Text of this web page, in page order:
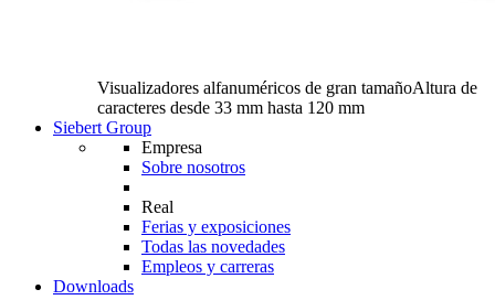
Visualizadores alfanuméricos de gran tamañoAltura de
caracteres desde 33 mm hasta 120 mm
Siebert Group
Empresa
Sobre nosotros
Real
Ferias y exposiciones
Todas las novedades
Empleos y carreras
Downloads